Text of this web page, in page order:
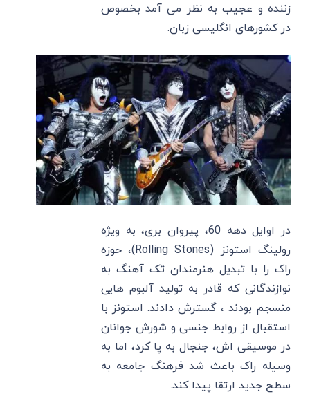
زننده و عجیب به نظر می آمد بخصوص
در کشورهای انگلیسی زبان.
در اوایل دهه 60، پیروان بری، به ویژه
رولینگ استونز (Rolling Stones)، حوزه
راک را با تبدیل هنرمندان تک آهنگ به
نوازندگانی که قادر به تولید آلبوم هایی
منسجم بودند ، گسترش دادند. استونز با
استقبال از روابط جنسی و شورش جوانان
در موسیقی اش، جنجال به پا کرد، اما به
وسیله راک باعث شد فرهنگ جامعه به
سطح جدید ارتقا پیدا کند.